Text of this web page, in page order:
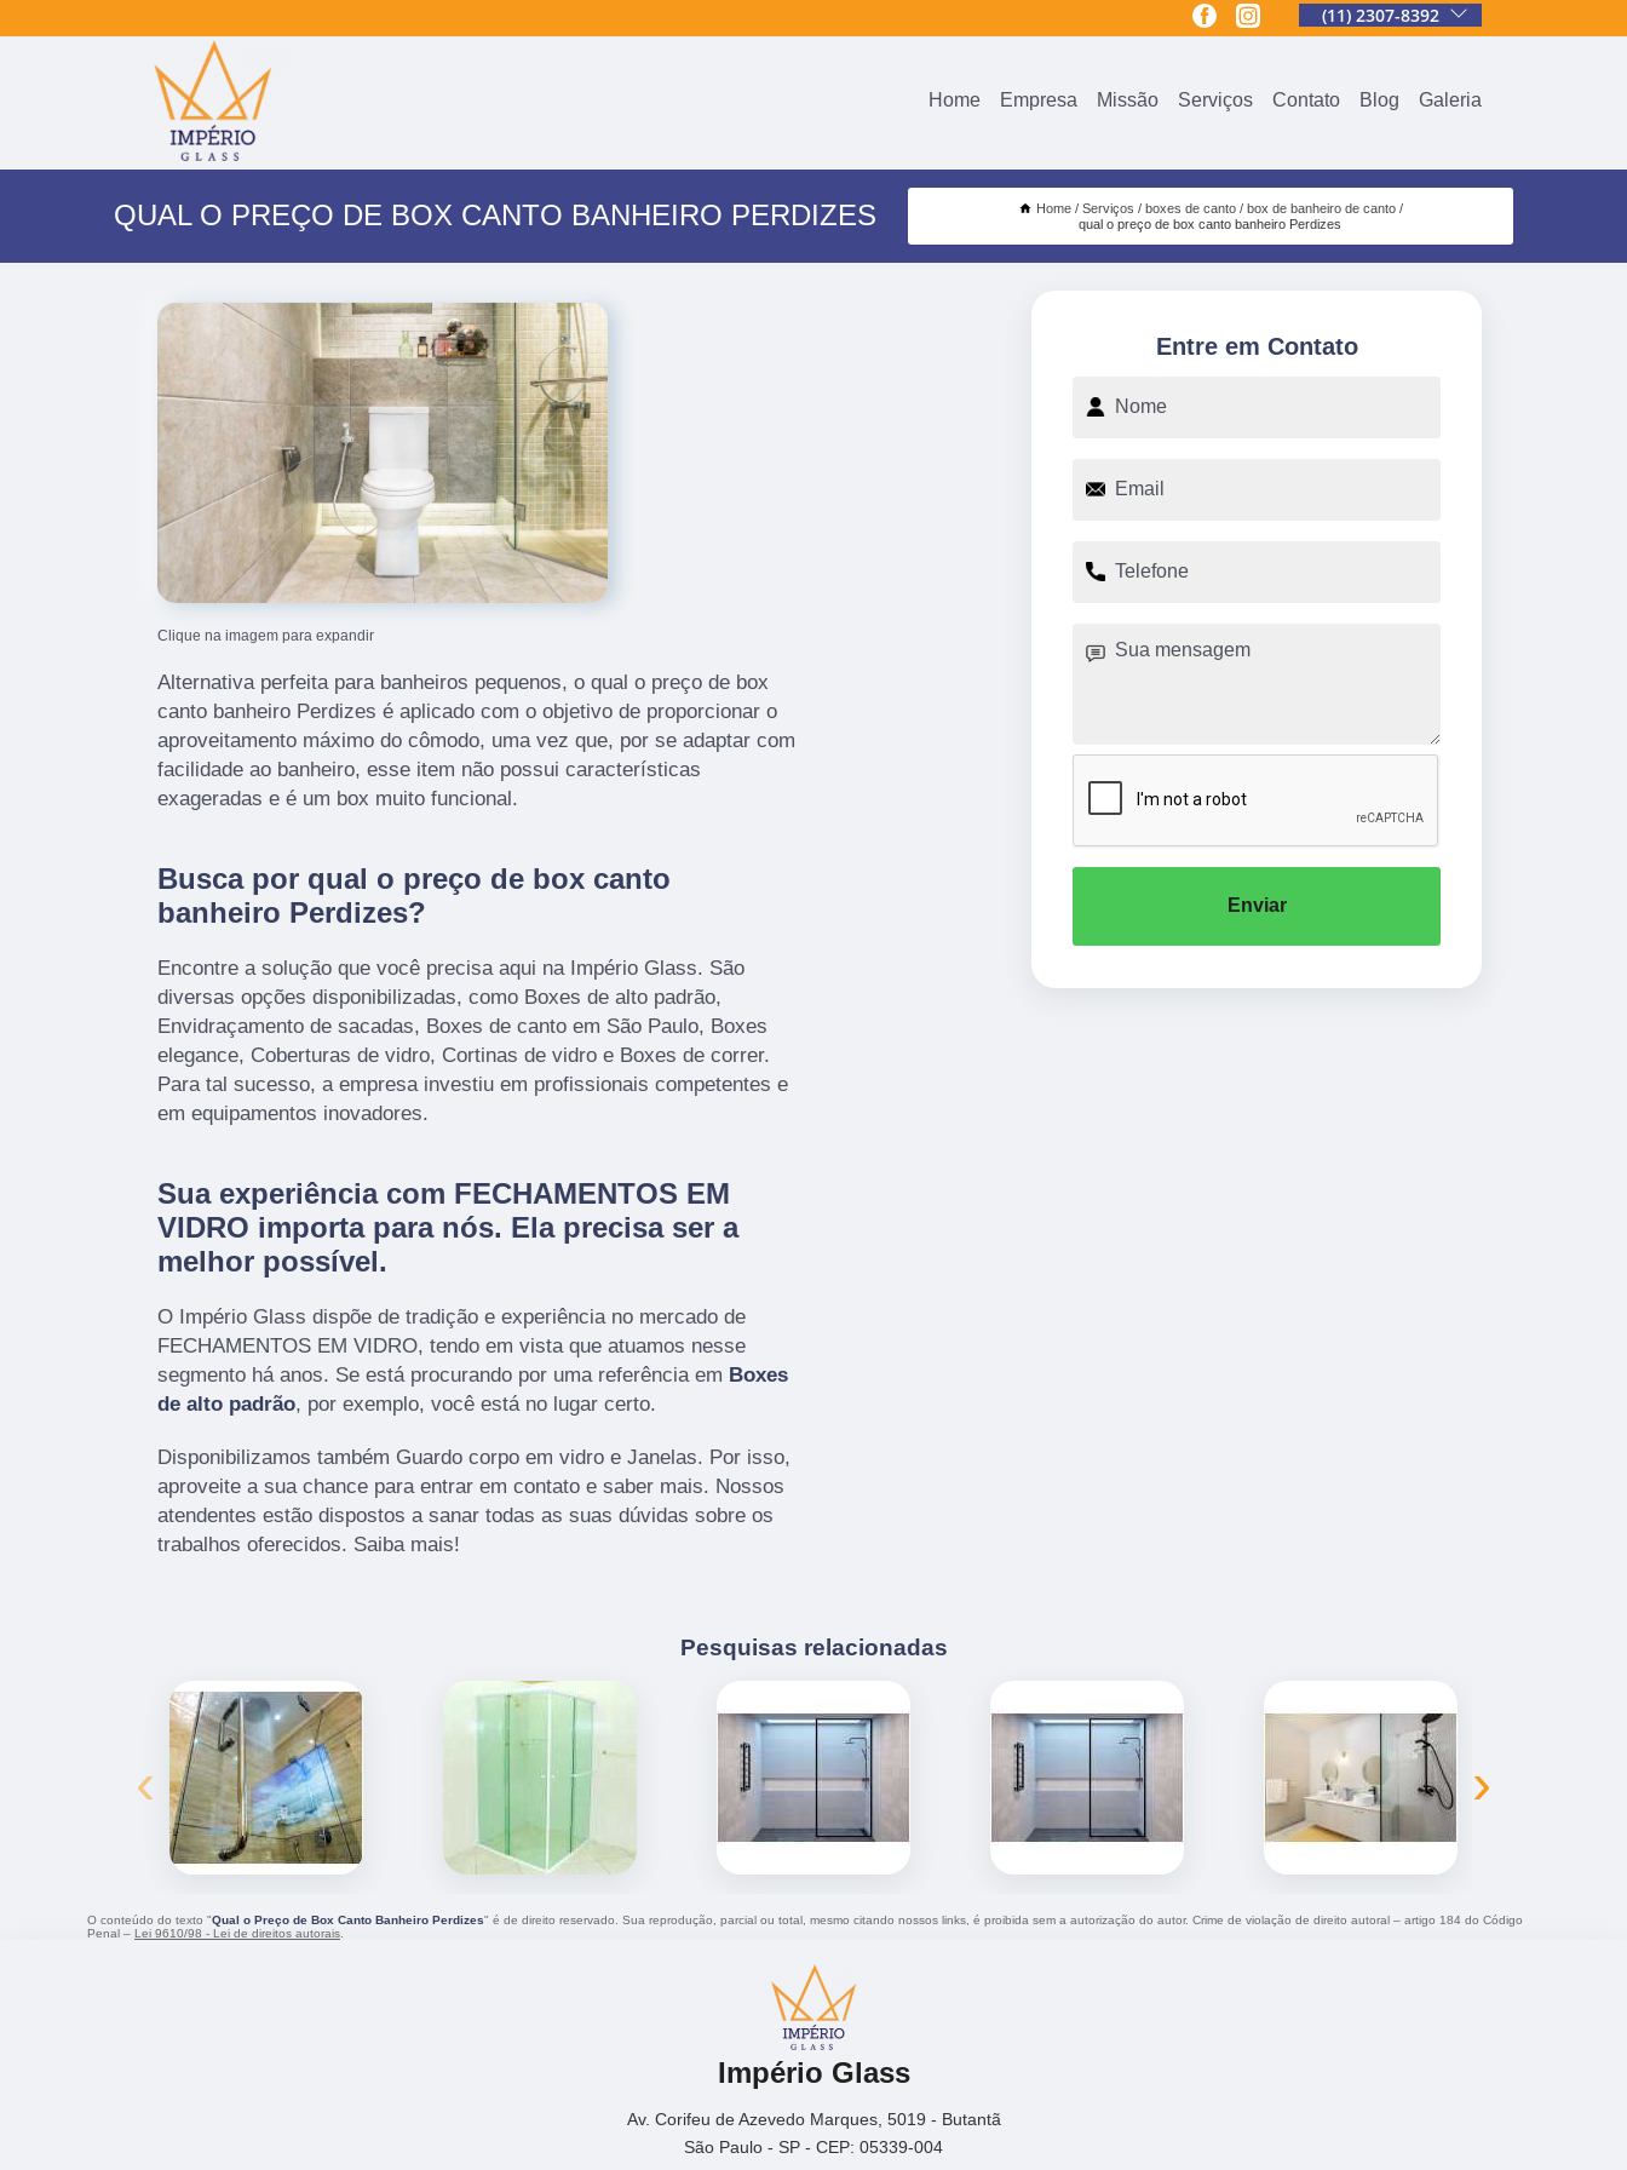
(11) 2307-8392
Home Empresa Missão Serviços Contato Blog Galeria
QUAL O PREÇO DE BOX CANTO BANHEIRO PERDIZES Home Serviços boxes de canto
box de banheiro de canto
qual o preço de box canto banheiro Perdizes
Clique na imagem para expandir
Alternativa perfeita para banheiros pequenos, o qual o preço de box
canto banheiro Perdizes é aplicado com o objetivo de proporcionar o
aproveitamento máximo do cômodo, uma vez que, por se adaptar com
facilidade ao banheiro, esse item não possui características
exageradas e é um box muito funcional.
Busca por qual o preço de box canto
banheiro Perdizes?
Encontre a solução que você precisa aqui na Império Glass. São
diversas opções disponibilizadas, como Boxes de alto padrão,
Envidraçamento de sacadas, Boxes de canto em São Paulo, Boxes
elegance, Coberturas de vidro, Cortinas de vidro e Boxes de correr.
Para tal sucesso, a empresa investiu em profissionais competentes e
em equipamentos inovadores.
Sua experiência com FECHAMENTOS EM
VIDRO importa para nós. Ela precisa ser a
melhor possível.
O Império Glass dispõe de tradição e experiência no mercado de
FECHAMENTOS EM VIDRO, tendo em vista que atuamos nesse
segmento há anos. Se está procurando por uma referência em Boxes
de alto padrão, por exemplo, você está no lugar certo.
Disponibilizamos também Guardo corpo em vidro e Janelas. Por isso,
aproveite a sua chance para entrar em contato e saber mais. Nossos
atendentes estão dispostos a sanar todas as suas dúvidas sobre os
trabalhos oferecidos. Saiba mais!
Entre em Contato
Enviar
Pesquisas relacionadas
‹ ›
O conteúdo do texto "Qual o Preço de Box Canto Banheiro Perdizes" é de direito reservado. Sua reprodução, parcial ou total, mesmo citando nossos links, é proibida sem a autorização do autor. Crime de violação de direito autoral – artigo 184 do Código
Penal – Lei 9610/98 - Lei de direitos autorais
Império Glass
Av. Corifeu de Azevedo Marques, 5019 - Butantã
São Paulo - SP - CEP: 05339-004